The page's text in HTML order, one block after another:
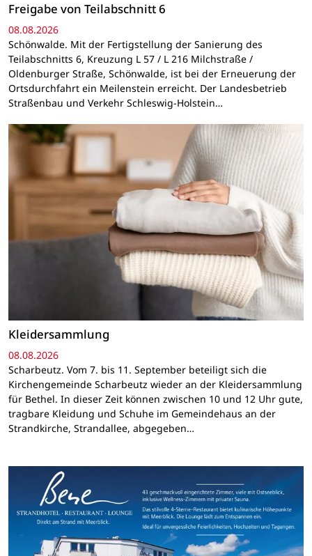
Freigabe von Teilabschnitt 6
08.08.2026
Schönwalde. Mit der Fertigstellung der Sanierung des
Teilabschnitts 6, Kreuzung L 57 / L 216 Milchstraße /
Oldenburger Straße, Schönwalde, ist bei der Erneuerung der
Ortsdurchfahrt ein Meilenstein erreicht. Der Landesbetrieb
Straßenbau und Verkehr Schleswig-Holstein…
Kleidersammlung
08.08.2026
Scharbeutz. Vom 7. bis 11. September beteiligt sich die
Kirchengemeinde Scharbeutz wieder an der Kleidersammlung
für Bethel. In dieser Zeit können zwischen 10 und 12 Uhr gute,
tragbare Kleidung und Schuhe im Gemeindehaus an der
Strandkirche, Strandallee, abgegeben…